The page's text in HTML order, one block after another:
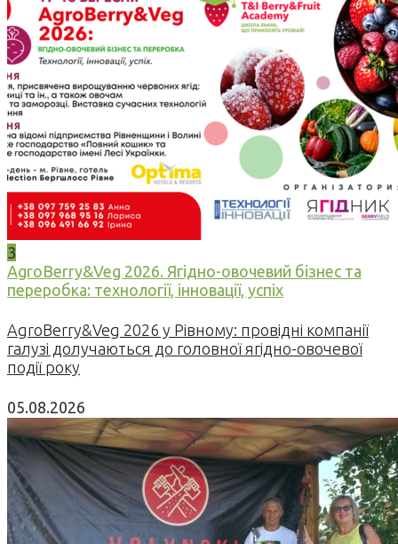
3
AgroBerry&Veg 2026. Ягідно-овочевий бізнес та
переробка: технології, інновації, успіх
AgroBerry&Veg 2026 у Рівному: провідні компанії
галузі долучаються до головної ягідно-овочевої
події року
05.08.2026